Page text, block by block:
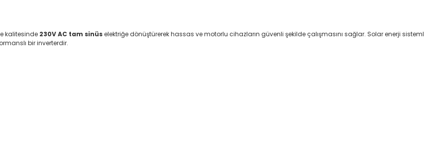
kalitesinde 230V AC tam sinüselektriğe dönüştürerek hassas ve motorlu cihazların güvenli şekilde çalışmasını sağlar. Solar enerji sisteml
bir inverterdir.